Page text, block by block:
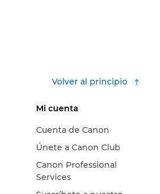
Volver al principio
Mi cuenta
Cuenta de Canon
Únete a Canon Club
Canon Professional
Services